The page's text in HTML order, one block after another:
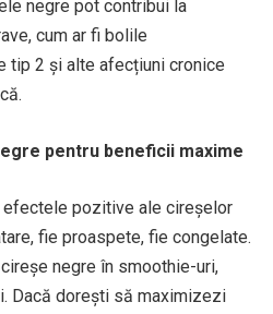
negre pot contribui la
cum ar fi bolile
tip 2 și alte afecțiuni cronice
pentru beneficii maxime
pozitive ale cireșelor
fie proaspete, fie congelate.
negre în smoothie-uri,
Dacă dorești să maximizezi